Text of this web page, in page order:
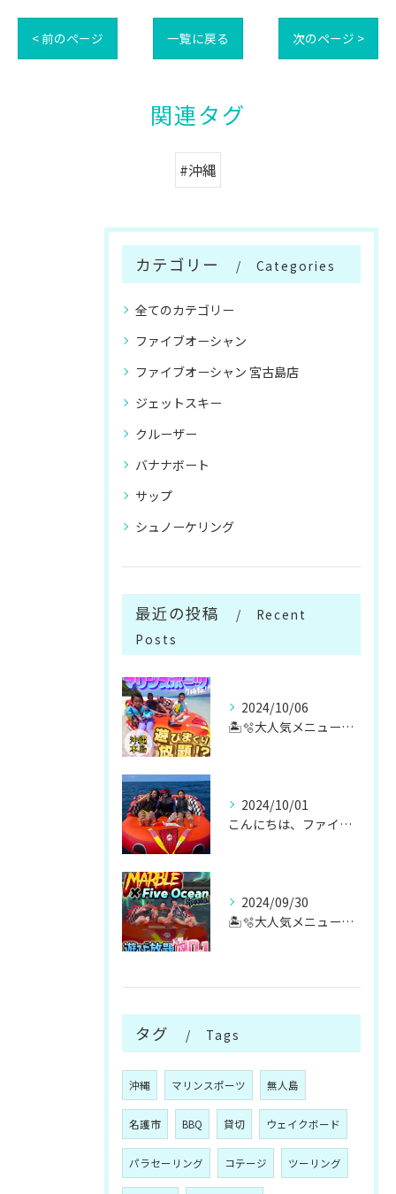
< 前のページ 一覧に戻る 次のページ >
関連タグ
#沖縄
カテゴリー Categories
全てのカテゴリー
ファイブオーシャン
ファイブオーシャン 宮古島店
ジェットスキー
クルーザー
バナナボート
サップ
シュノーケリング
最近の投稿
Recent
Posts
2024/10/06
🏝️🫧大人気メニューマリンスポーツ遊び放題🫧🏝️
2024/10/01
こんにちは、ファイブオーシャンです！！
2024/09/30
🏝️🫧大人気メニューマリンスポーツ遊び放題🫧🏝️
タグ Tags
沖縄 マリンスポーツ 無人島
名護市 BBQ 貸切 ウェイクボード
パラセーリング コテージ ツーリング